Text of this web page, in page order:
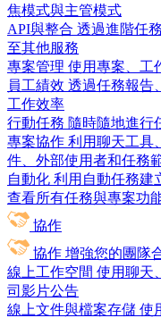
焦模式與主管模式
API與整合 透過進階任
至其他服務
專案管理 使用專案、工
員工績效 透過任務報告
工作效率
行動任務 隨時隨地進行
專案協作 利用聊天工具
件、外部使用者和任務
自動化 利用自動任務建
查看所有任務與專案功
協作
協作 增強您的團隊
線上工作空間 使用聊天
司影片公告
線上文件與檔案存儲 使